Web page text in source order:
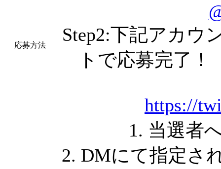
応募方法
Step2:下記アカウ
トで応募完了
https://
1. 当選者
2. DMにて指定さ